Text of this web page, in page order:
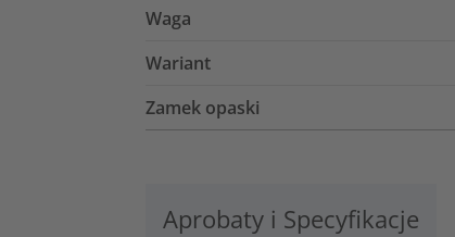
Waga
Wariant
Zamek opaski
Aprobaty i Specyfikacje